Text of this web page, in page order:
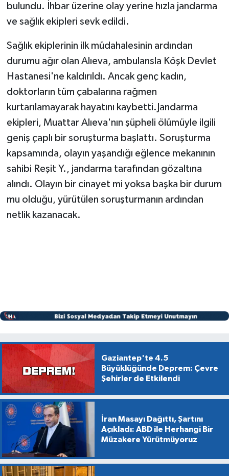
bulundu. İhbar üzerine olay yerine hızla jandarma
ve sağlık ekipleri sevk edildi.
Sağlık ekiplerinin ilk müdahalesinin ardından
durumu ağır olan Alıeva, ambulansla Köşk Devlet
Hastanesi'ne kaldırıldı. Ancak genç kadın,
doktorların tüm çabalarına rağmen
kurtarılamayarak hayatını kaybetti.Jandarma
ekipleri, Muattar Alıeva'nın şüpheli ölümüyle ilgili
geniş çaplı bir soruşturma başlattı. Soruşturma
kapsamında, olayın yaşandığı eğlence mekanının
sahibi Reşit Y., jandarma tarafından gözaltına
alındı. Olayın bir cinayet mi yoksa başka bir durum
mu olduğu, yürütülen soruşturmanın ardından
netlik kazanacak.
Gaziantep'te 4.5
Büyüklüğünde Deprem: Çevre
Şehirler de Etkilendi
İran Masayı Dağıttı, Şartını
Açıkladı: ABD ile Herhangi Bir
Müzakere Yürütmüyoruz